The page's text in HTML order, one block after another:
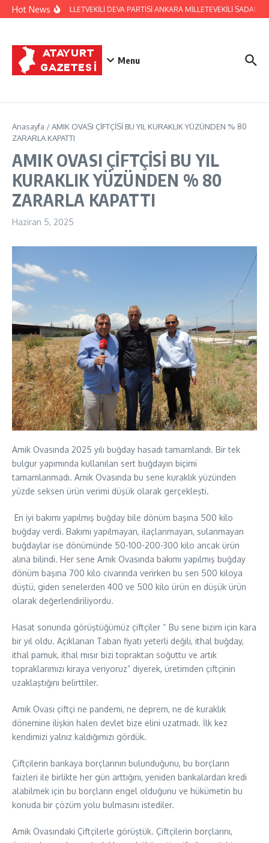
İçeriğe atla
Hot News
HATAY ESKİ MİLLETVEKİLİ DEVA PARTİSİ ANKARA MİLLETEVEKİLİ
Menu
Anasayfa /AMIK OVASI ÇİFTÇİSİ BU YIL KURAKLIK YÜZÜNDEN % 80
ZARARLA KAPATTI
AMIK OVASI ÇİFTÇİSİ BU YIL
KURAKLIK YÜZÜNDEN % 80
ZARARLA KAPATTI
Haziran 5, 2025
Amik Ovasında 2025 yılı buğday hasadı tamamlandı. Bir tek
bulgur yapımında kullanılan sert buğdayın biçimi
tamamlanmadı. Amik Ovasında bu sene kuraklık yüzünden
yüzde seksen ürün verimi düşük olarak gerçekleşti.
En iyi bakımı yapılmış buğday bile dönüm başına 500 kilo
buğday verdi. Bakımı yapılmayan, ilaçlanmayan, sulanmayan
buğdaylar ise dönümünde 50-100-200-300 kilo ancak ürün
alına bilindi. Her sene Amik Ovasında bakımı yapılmış buğday
dönüm başına 700 kilo civarında verirken bu sen 500 kiloya
düştü, giden senelerden 400 ve 500 kilo ürün en düşük ürün
olarak değerlendiriliyordu.
Hasat sonunda görüştüğümüz çiftçiler “ Bu sene bizim için kara
bir yıl oldu. Açıklanan Taban fiyatı yeterli değilı, ithal buğday,
ithal pamuk, ithal mısır bizi topraktan soğuttu ve artık
topraklarımızı kiraya veriyoruz” diyerek, üretimden çiftçinin
uzaklaştığını belirttiler.
Amik Ovası çiftçi ne pandemi, ne deprem, ne de kuraklık
dönemine ilişkin halen devlet bize elini uzatmadı. İlk kez
kendimizi yalnız kaldığımızı gördük.
Çiftçilerin bankaya borçlarının bulunduğunu, bu borçların
faizleri ile birlikte her gün arttığını, yeniden bankalardan kredi
alabilmek için bu borçların engel olduğunu ve hükümetin bu
konuda bir çözüm yolu bulmasını istediler.
Amik Ovasındaki Çiftçilerle görüştük. Çiftçilerin borçlarını,